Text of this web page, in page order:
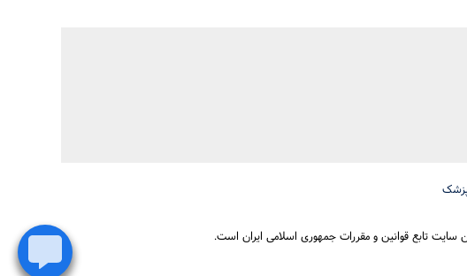
تابع قوانین و مقررات جمهوری اسلامی ایران است.